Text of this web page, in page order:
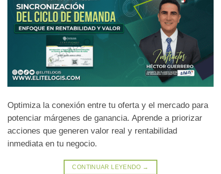
Optimiza la conexión entre tu oferta y el mercado para
potenciar márgenes de ganancia. Aprende a priorizar
acciones que generen valor real y rentabilidad
inmediata en tu negocio.
CONTINUAR LEYENDO →